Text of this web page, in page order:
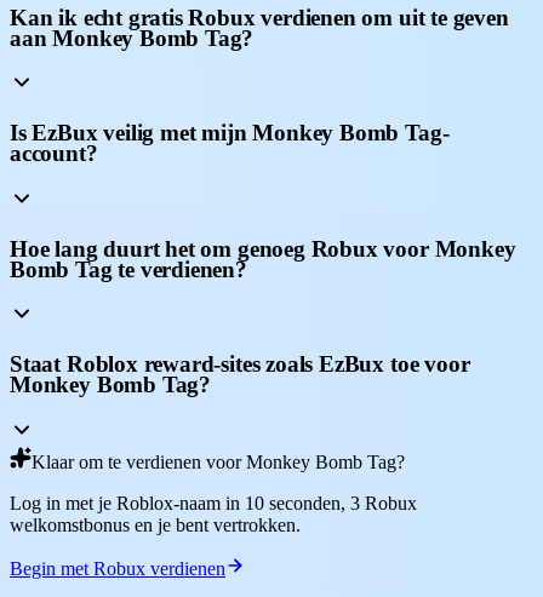
Kan ik echt gratis Robux verdienen om uit te geven
aan Monkey Bomb Tag?
Is EzBux veilig met mijn Monkey Bomb Tag-
account?
Hoe lang duurt het om genoeg Robux voor Monkey
Bomb Tag te verdienen?
Staat Roblox reward-sites zoals EzBux toe voor
Monkey Bomb Tag?
Klaar om te verdienen voor Monkey Bomb Tag?
Log in met je Roblox-naam in 10 seconden, 3 Robux
welkomstbonus en je bent vertrokken.
Begin met Robux verdienen